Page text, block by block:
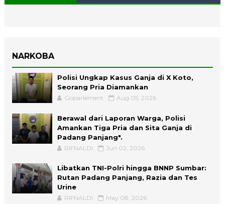
NARKOBA
Polisi Ungkap Kasus Ganja di X Koto,
Seorang Pria Diamankan
Goparlement Aug 05, 2026
Berawal dari Laporan Warga, Polisi
Amankan Tiga Pria dan Sita Ganja di
Padang Panjang".
RIFNALDI Jun 02, 2026
Libatkan TNI-Polri hingga BNNP Sumbar:
Rutan Padang Panjang, Razia dan Tes
Urine
RIFNALDI May 08, 2026